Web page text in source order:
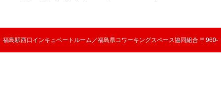
福島駅西口インキュベートルーム／福島県コワーキングスペース協同組合 〒960-